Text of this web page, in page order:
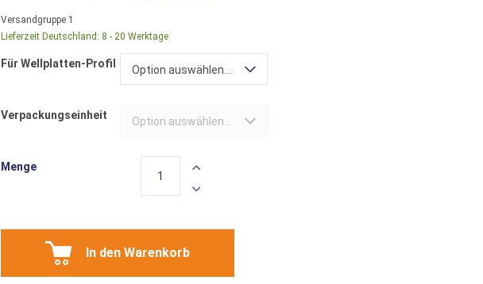
Versandgruppe 1
Lieferzeit Deutschland: 8 - 20 Werktage
Für Wellplatten-Profil Option auswählen...
Verpackungseinheit Option auswählen...
Menge
In den Warenkorb